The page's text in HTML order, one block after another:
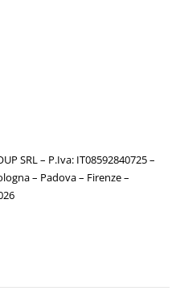
SRL – P.Iva: IT08592840725–
– Padova – Firenze –